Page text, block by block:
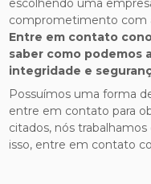
escolhendo uma
comprometimento com
Entre em contato
saber como podemos
integridade e
Possuímos uma forma
entre em contato para
citados, nós
isso, entre em contato